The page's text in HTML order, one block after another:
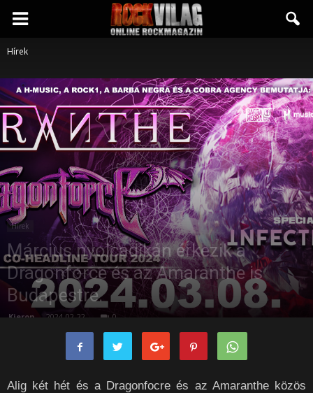
Rockvilág.hu
rockmagazin
Hírek
Hírek
Március nyolcadikán érkezik a
Dragonforce és az Amaranthe is
Budapestre.
Kieron - 2024-02-22 0
Alig két hét és a Dragonfocre és az Amaranthe közös